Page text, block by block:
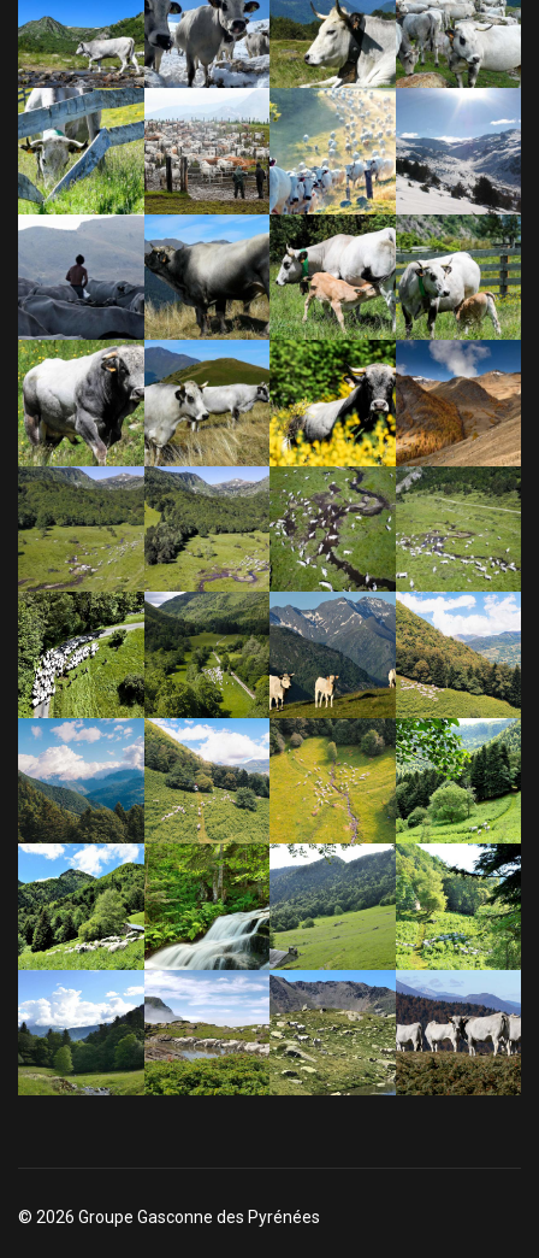
© 2026 Groupe Gasconne des Pyrénées